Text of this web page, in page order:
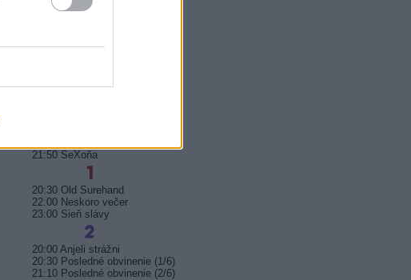
20:15 Zákony vlka 2 (6)
21:20 Profesionálové (4)
21:50 SeXoňa
20:30 Old Surehand
22:00 Neskoro večer
23:00 Sieň slávy
20:00 Anjeli strážni
20:30 Posledné obvinenie (1/6)
21:10 Posledné obvinenie (2/6)